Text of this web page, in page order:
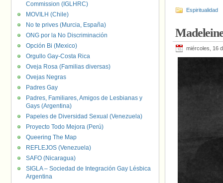
Espiritualidad
miércoles, 16
Commission (IGLHRC)
MOVILH (Chile)
No te prives (Murcia, España)
ONG por la No Discriminación
Opción Bi (Mexico)
Orgullo Gay-Costa Rica
Oveja Rosa (Familias diversas)
Ovejas Negras
Padres Gay
Padres, Familiares, Amigos de Lesbianas y
Gays (Argentina)
Papeles de Diversidad Sexual (Venezuela)
Proyecto Todo Mejora (Perú)
Queering The Map
REFLEJOS (Venezuela)
SAFO (Nicaragua)
SIGLA – Sociedad de Integración Gay Lésbica
Argentina